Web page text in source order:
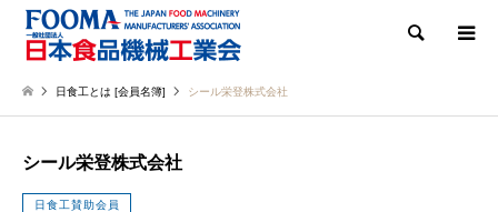
検索
日食工とは [会員名簿] シール栄登株式会社
シール栄登株式会社
日食工賛助会員